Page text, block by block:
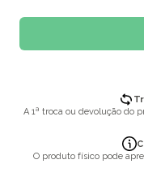
A 1ª troca ou devolução do
O produto físico pode